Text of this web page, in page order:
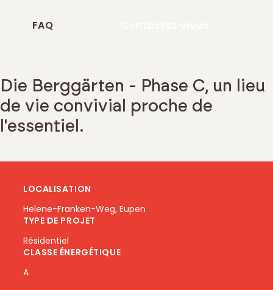
FAQ
Die Berggärten - Phase C, un lieu
de vie convivial proche de
l'essentiel.
LOCALISATION
Helene-Franken-Weg, Eupen
TYPE DE PROJET
Résidentiel
CLASSE ÉNERGÉTIQUE
A